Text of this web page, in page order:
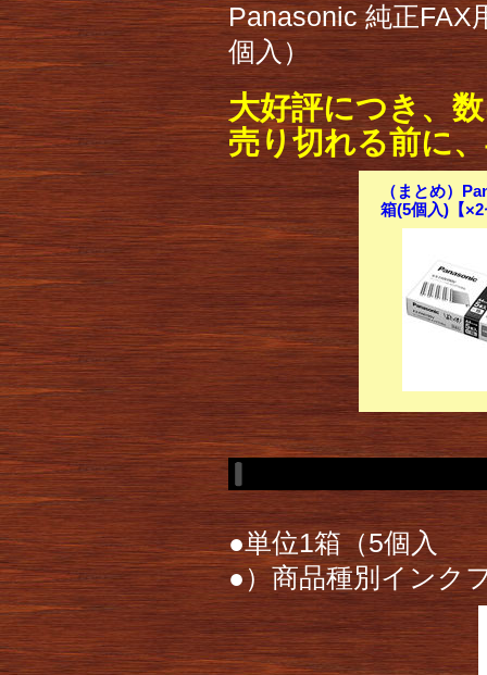
Panasonic 純正FAX
個入）
大好評につき、
売り切れる前に
（まとめ）
箱(5個入)【
●単位1箱（5個入
●）商品種別インク